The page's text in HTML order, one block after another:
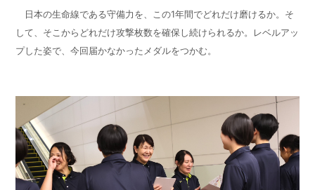
日本の生命線である守備力を、この1年間でどれだけ磨けるか。そ
して、そこからどれだけ攻撃枚数を確保し続けられるか。レベルアッ
プした姿で、今回届かなかったメダルをつかむ。